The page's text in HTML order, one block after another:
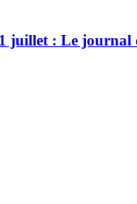
juillet : Le journal